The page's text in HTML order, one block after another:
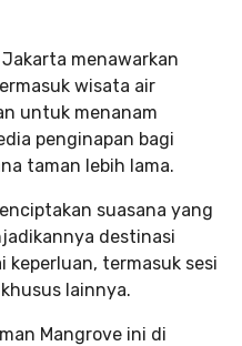
menawarkan
wisata air
untuk menanam
penginapan bagi
taman lebih lama.
suasana yang
destinasi
keperluan, termasuk sesi
lainnya.
Mangrove ini di